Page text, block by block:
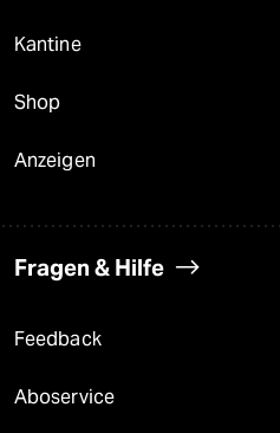
Kantine
Shop
Anzeigen
Fragen & Hilfe
Feedback
Aboservice